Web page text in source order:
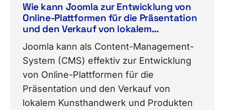
Wie kann Joomla zur Entwicklung von
Online-Plattformen für die Präsentation
und den Verkauf von lokalem
Kunsthandwerk und Produkten in
Norderstedt eingesetzt werden?
Joomla kann als Content-Management-
System (CMS) effektiv zur Entwicklung
von Online-Plattformen für die
Präsentation und den Verkauf von
lokalem Kunsthandwerk und Produkten